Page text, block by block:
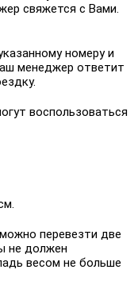
свяжется с Вами.
номеру и
менеджер ответит
воспользоваться
перевезти две
не должен
весом не больше